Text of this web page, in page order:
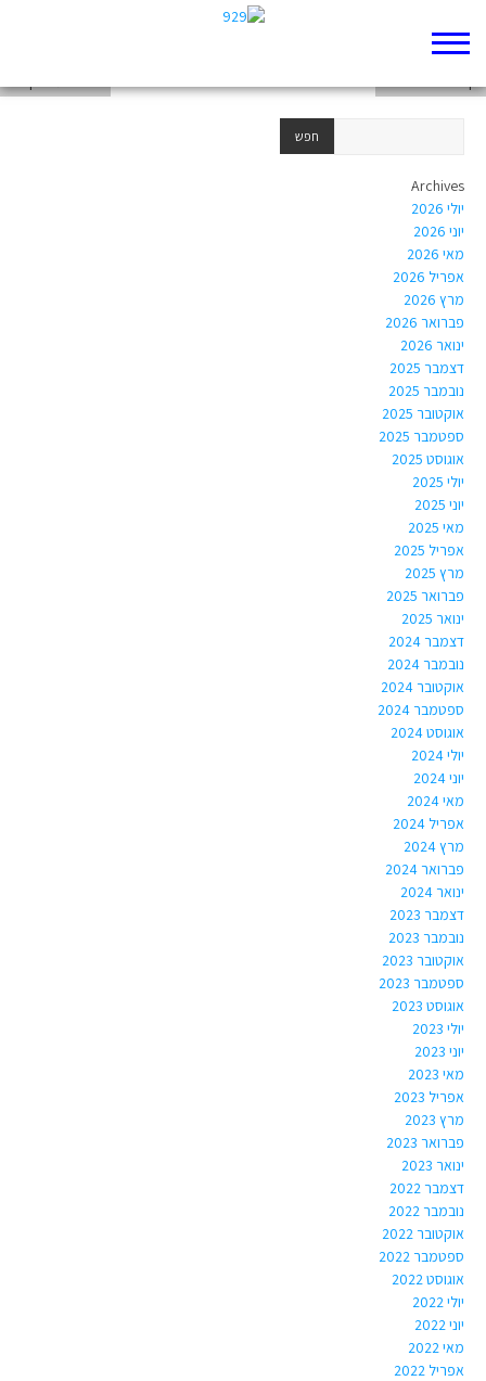
Archives
יולי 2026
יוני 2026
מאי 2026
אפריל 2026
מרץ 2026
פברואר 2026
ינואר 2026
דצמבר 2025
נובמבר 2025
אוקטובר 2025
ספטמבר 2025
אוגוסט 2025
יולי 2025
יוני 2025
מאי 2025
אפריל 2025
מרץ 2025
פברואר 2025
ינואר 2025
דצמבר 2024
נובמבר 2024
אוקטובר 2024
ספטמבר 2024
אוגוסט 2024
יולי 2024
יוני 2024
מאי 2024
אפריל 2024
מרץ 2024
פברואר 2024
ינואר 2024
דצמבר 2023
נובמבר 2023
אוקטובר 2023
ספטמבר 2023
אוגוסט 2023
יולי 2023
יוני 2023
מאי 2023
אפריל 2023
מרץ 2023
פברואר 2023
ינואר 2023
דצמבר 2022
נובמבר 2022
אוקטובר 2022
ספטמבר 2022
אוגוסט 2022
יולי 2022
יוני 2022
מאי 2022
אפריל 2022